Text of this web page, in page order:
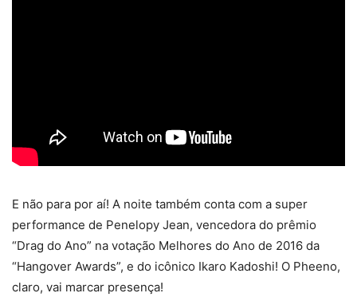
E não para por aí! A noite também conta com a super
performance de Penelopy Jean, vencedora do prêmio
“Drag do Ano” na votação Melhores do Ano de 2016 da
“Hangover Awards”, e do icônico Ikaro Kadoshi! O Pheeno,
claro, vai marcar presença!